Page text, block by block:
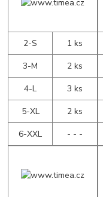
2-S
1 ks
3-M
2 ks
4-L
3 ks
5-XL
2 ks
6-XXL
- - -